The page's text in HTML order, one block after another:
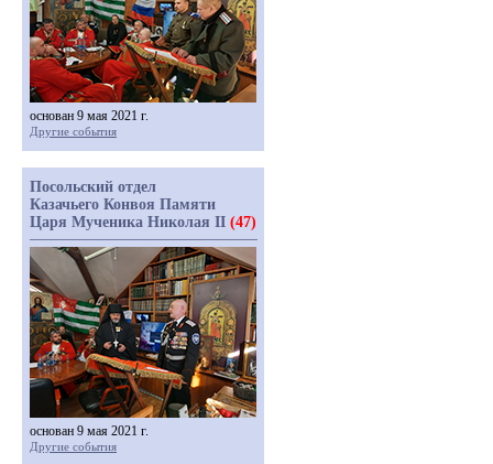
основан 9 мая 2021 г.
Другие события
Посольский отдел
Казачьего Конвоя Памяти
Царя Мученика Николая II (47)
основан 9 мая 2021 г.
Другие события